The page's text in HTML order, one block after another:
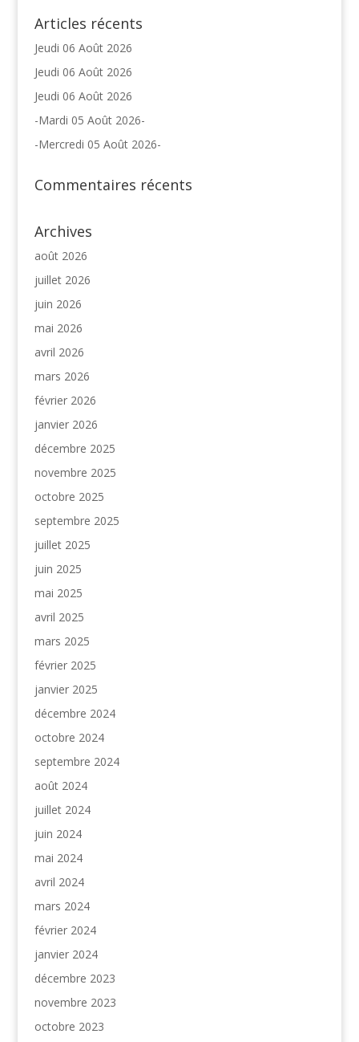
Articles récents
Jeudi 06 Août 2026
Jeudi 06 Août 2026
Jeudi 06 Août 2026
-Mardi 05 Août 2026-
-Mercredi 05 Août 2026-
Commentaires récents
Archives
août 2026
juillet 2026
juin 2026
mai 2026
avril 2026
mars 2026
février 2026
janvier 2026
décembre 2025
novembre 2025
octobre 2025
septembre 2025
juillet 2025
juin 2025
mai 2025
avril 2025
mars 2025
février 2025
janvier 2025
décembre 2024
octobre 2024
septembre 2024
août 2024
juillet 2024
juin 2024
mai 2024
avril 2024
mars 2024
février 2024
janvier 2024
décembre 2023
novembre 2023
octobre 2023